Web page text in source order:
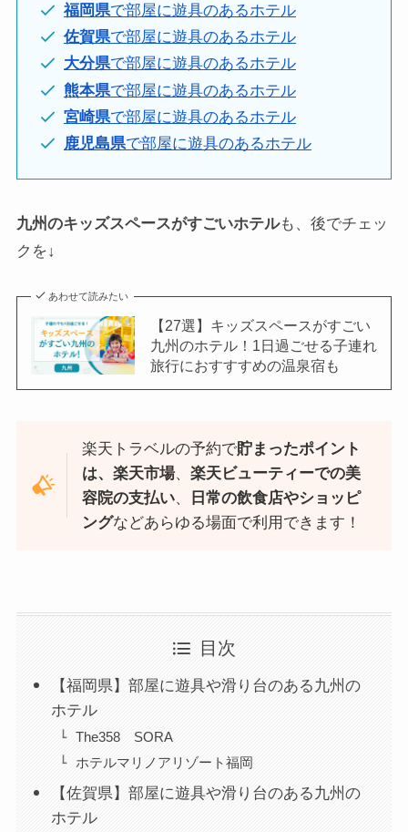
福岡県で部屋に遊具のあるホテル
佐賀県で部屋に遊具のあるホテル
大分県で部屋に遊具のあるホテル
熊本県で部屋に遊具のあるホテル
宮崎県で部屋に遊具のあるホテル
鹿児島県で部屋に遊具のあるホテル
九州のキッズスペースがすごいホテルも、後でチェッ
クを↓
あわせて読みたい
【27選】キッズスペースがすごい
九州のホテル！1日過ごせる子連れ
旅行におすすすめの温泉宿も
楽天トラベルの予約で貯まったポイント
は、楽天市場、楽天ビューティーでの美
容院の支払い、
日常の飲食店やショッピ
ングなどあらゆる場面で利用できます！
目次
【福岡県】部屋に遊具や滑り台のある九州の
ホテル
The358 SORA
ホテルマリノアリゾート福岡
【佐賀県】部屋に遊具や滑り台のある九州の
ホテル